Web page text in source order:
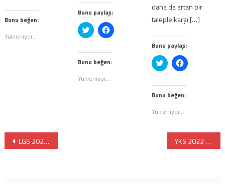
tıklayın
(Yeni
pencerede
(Yeni
pencerede
Bunu beğen:
Yükleniyor...
Bunu paylaş:
Twitter
üzerinde
tıklayın
(Yeni
pencerede
Facebook'ta
paylaşmak
(Yeni
pencerede
Bunu beğen:
Yükleniyor...
daha da artan bir
taleple karşı […]
Bunu paylaş:
Twitter
üzerinde
tıklayın
(Yeni
pencerede
Facebook'ta
paylaşmak
(Yeni
pencerede
Bunu beğen:
Yükleniyor...
Yazı
LGS 2022 Liseleri Tanıyalım Vefa Lisesi YKS 2022 Soruları ve Cevap Anahtarları Yayınlandı